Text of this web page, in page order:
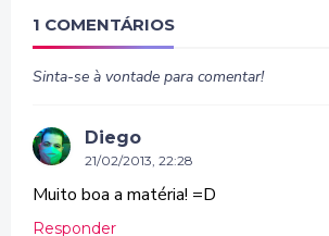
1 COMENTÁRIOS
Sinta-se à vontade para comentar!
Diego
21/02/2013, 22:28
Muito boa a matéria! =D
Responder